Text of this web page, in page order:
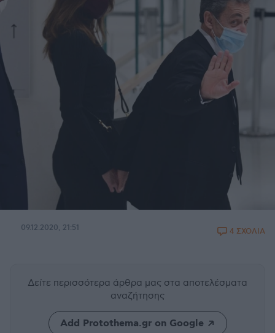
09.12.2020, 21:51 4 ΣΧΟΛΙΑ
Δείτε περισσότερα άρθρα μας στα αποτελέσματα
αναζήτησης
Add Protothema.gr on Google